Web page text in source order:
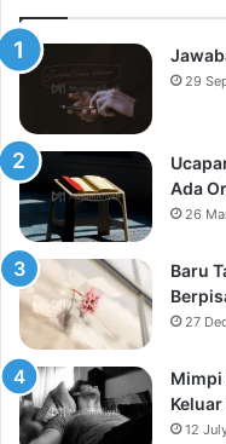
29
Ada
26
Baru
27
Mimpi
12